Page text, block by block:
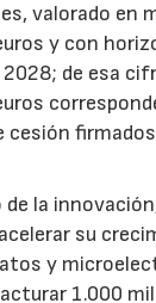
valorado en
y con
de esa
de la
su
y
1.000